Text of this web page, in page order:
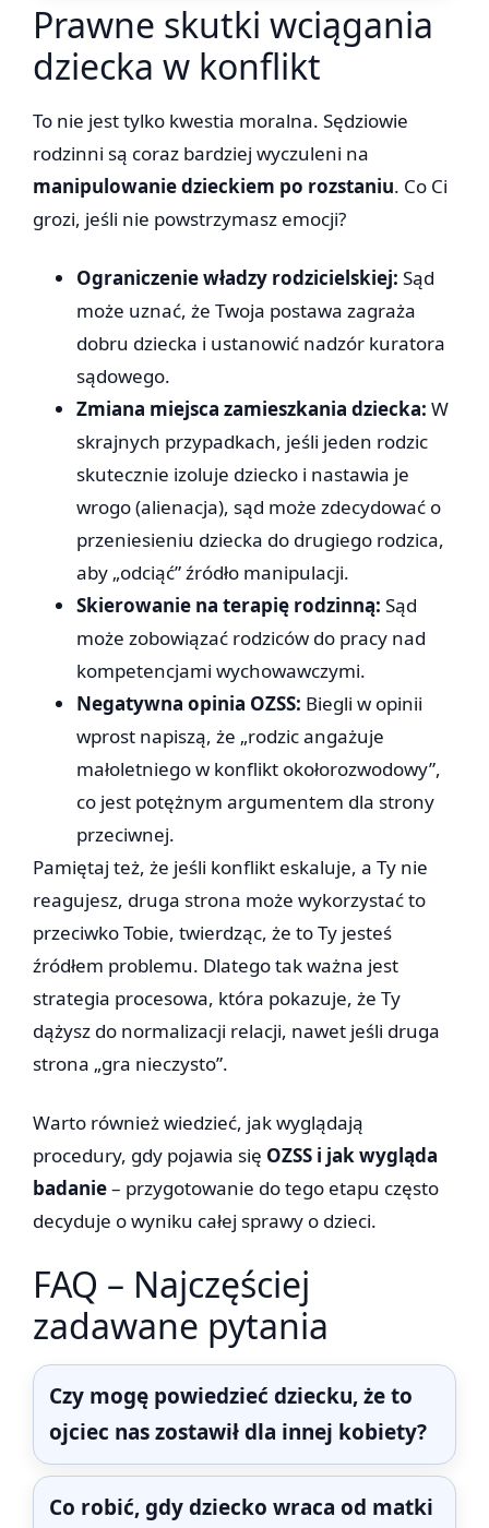
Prawne skutki wciągania
dziecka w konflikt
To nie jest tylko kwestia moralna. Sędziowie
rodzinni są coraz bardziej wyczuleni na
manipulowanie dzieckiem po rozstaniu. Co Ci
grozi, jeśli nie powstrzymasz emocji?
Ograniczenie władzy rodzicielskiej: Sąd
może uznać, że Twoja postawa zagraża
dobru dziecka i ustanowić nadzór kuratora
sądowego.
Zmiana miejsca zamieszkania dziecka: W
skrajnych przypadkach, jeśli jeden rodzic
skutecznie izoluje dziecko i nastawia je
wrogo (alienacja), sąd może zdecydować o
przeniesieniu dziecka do drugiego rodzica,
aby „odciąć” źródło manipulacji.
Skierowanie na terapię rodzinną: Sąd
może zobowiązać rodziców do pracy nad
kompetencjami wychowawczymi.
Negatywna opinia OZSS: Biegli w opinii
wprost napiszą, że „rodzic angażuje
małoletniego w konflikt okołorozwodowy”,
co jest potężnym argumentem dla strony
przeciwnej.
Pamiętaj też, że jeśli konflikt eskaluje, a Ty nie
reagujesz, druga strona może wykorzystać to
przeciwko Tobie, twierdząc, że to Ty jesteś
źródłem problemu. Dlatego tak ważna jest
strategia procesowa, która pokazuje, że Ty
dążysz do normalizacji relacji, nawet jeśli druga
strona „gra nieczysto”.
Warto również wiedzieć, jak wyglądają
procedury, gdy pojawia się OZSS i jak wygląda
badanie– przygotowanie do tego etapu często
decyduje o wyniku całej sprawy o dzieci.
FAQ – Najczęściej
zadawane pytania
Czy mogę powiedzieć dziecku, że to
ojciec nas zostawił dla innej kobiety?
Co robić, gdy dziecko wraca od matki